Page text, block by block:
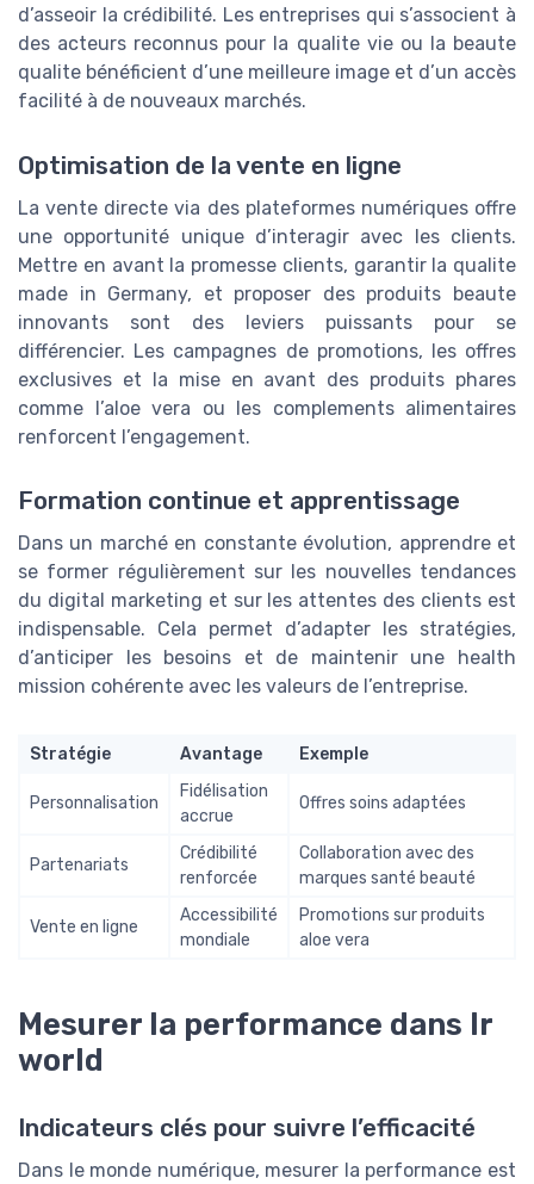
d’asseoir la crédibilité. Les entreprises qui s’associent à
des acteurs reconnus pour la qualite vie ou la beaute
qualite bénéficient d’une meilleure image et d’un accès
facilité à de nouveaux marchés.
Optimisation de la vente en ligne
La vente directe via des plateformes numériques offre
une opportunité unique d’interagir avec les clients.
Mettre en avant la promesse clients, garantir la qualite
made in Germany, et proposer des produits beaute
innovants sont des leviers puissants pour se
différencier. Les campagnes de promotions, les offres
exclusives et la mise en avant des produits phares
comme l’aloe vera ou les complements alimentaires
renforcent l’engagement.
Formation continue et apprentissage
Dans un marché en constante évolution, apprendre et
se former régulièrement sur les nouvelles tendances
du digital marketing et sur les attentes des clients est
indispensable. Cela permet d’adapter les stratégies,
d’anticiper les besoins et de maintenir une health
mission cohérente avec les valeurs de l’entreprise.
Stratégie Avantage Exemple
Personnalisation
Fidélisation
accrue
Offres soins adaptées
Partenariats
Crédibilité
renforcée
Collaboration avec des
marques santé beauté
Vente en ligne
Accessibilité
mondiale
Promotions sur produits
aloe vera
Mesurer la performance dans lr
world
Indicateurs clés pour suivre l’efficacité
Dans le monde numérique, mesurer la performance est